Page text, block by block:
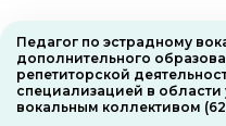
Педагог по эстрадному
дополнительного
репетиторской
специализацией в области
вокальным коллективом
Пользовательское